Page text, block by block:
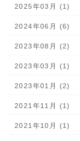
2025年03月 (1)
2024年06月 (6)
2023年08月 (2)
2023年03月 (1)
2023年01月 (2)
2021年11月 (1)
2021年10月 (1)